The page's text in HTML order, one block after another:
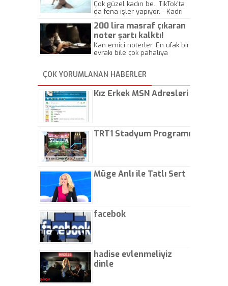
Çok güzel kadın be.. TikTok'ta
da fena işler yapıyor. - Kadri
200 lira masraf çıkaran
noter şartı kalktı!
Kan emici noterler. En ufak bir
evrakı bile çok pahalıya
kaptırıyorsunuz. - Kayhan
Gezenti
ÇOK YORUMLANAN HABERLER
Kız Erkek MSN Adresleri
TRT1 Stadyum Programı
Müge Anlı ile Tatlı Sert
facebok
hadise evlenmeliyiz
dinle